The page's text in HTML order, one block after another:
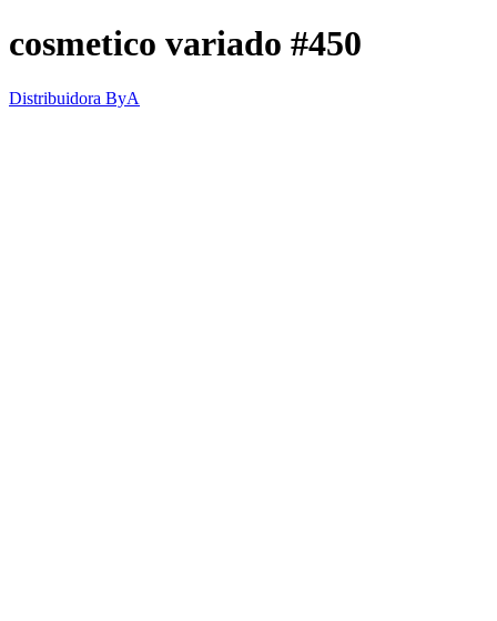
cosmetico variado #450
Distribuidora ByA